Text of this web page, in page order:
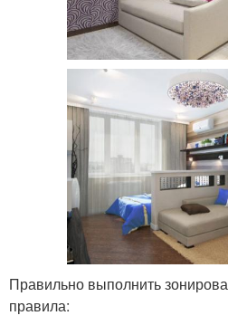
Правильно выполнить
правила: